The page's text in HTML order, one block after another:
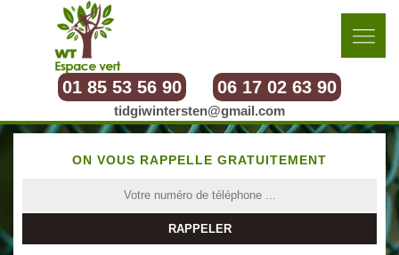
01 85 53 56 90 06 17 02 63 90
tidgiwintersten@gmail.com
ON VOUS RAPPELLE GRATUITEMENT